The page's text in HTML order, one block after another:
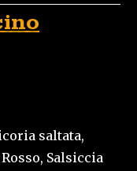
saltata,
Salsiccia